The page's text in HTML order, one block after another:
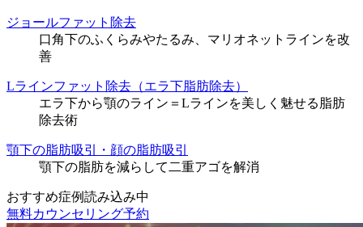
ジョールファット除去
口角下のふくらみやたるみ、マリオネットラインを改
善
Lラインファット除去（エラ下脂肪除去）
エラ下から顎のライン＝Lラインを美しく魅せる脂肪
除去術
顎下の脂肪吸引・顔の脂肪吸引
顎下の脂肪を減らして二重アゴを解消
おすすめ症例読み込み中
無料カウンセリング予約